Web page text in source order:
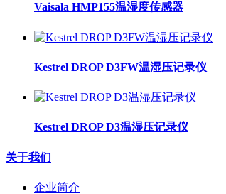
Vaisala HMP155温湿度传感器
Kestrel DROP D3FW温湿压记录仪
Kestrel DROP D3温湿压记录仪
关于我们
企业简介